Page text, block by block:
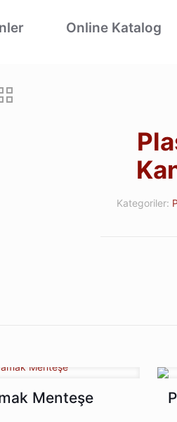
Online Katalog
Kategoriler:
Menteşe